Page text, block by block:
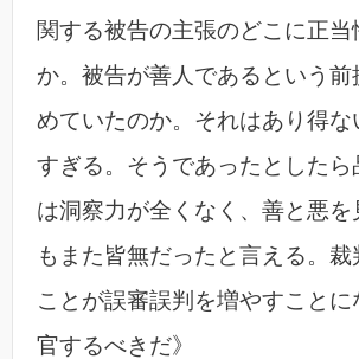
関する被告の主張のどこに正
か。被告が善人であるという前
めていたのか。それはあり得な
すぎる。そうであったとしたら
は洞察力が全くなく、善と悪を
もまた皆無だったと言える。裁
ことが誤審誤判を増やすことに
官するべきだ》